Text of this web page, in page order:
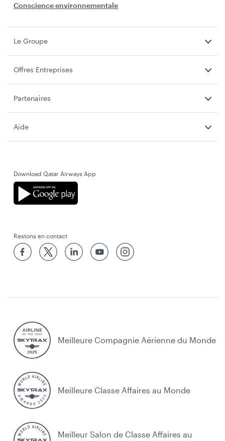
Conscience environnementale
Le Groupe
Offres Entreprises
Partenaires
Aide
Download Qatar Airways App
Restons en contact
Meilleure Compagnie Aérienne du Monde
Meilleure Classe Affaires au Monde
Meilleur Salon de Classe Affaires au